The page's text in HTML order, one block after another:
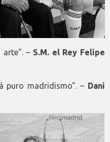
arte". – S.M. el Rey Felipe
puro madridismo". – Dani